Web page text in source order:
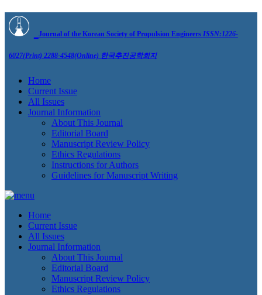
Journal of the Korean Society of Propulsion Engineers ISSN:1226-
6027(Print) 2288-4548(Online) 한국추진공학회지
Home
Current Issue
All Issues
Journal Information
About This Journal
Editorial Board
Manuscript Review Policy
Ethics Regulations
Instructions for Authors
Guidelines for Manuscript Writing
Home
Current Issue
All Issues
Journal Information
About This Journal
Editorial Board
Manuscript Review Policy
Ethics Regulations